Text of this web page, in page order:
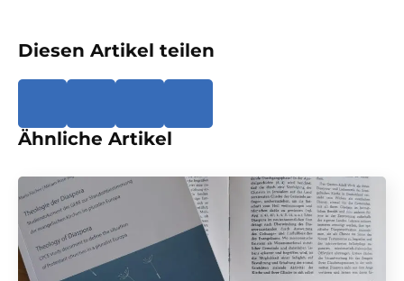
Diesen Artikel teilen
Ähnliche Artikel